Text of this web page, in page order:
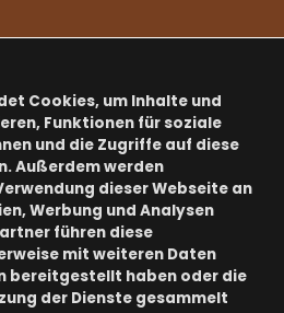
von:
starken Marken:
CHEMEX, ACAIA, ILSA, BREWISTA,
FIORENZATO, ESPRO
Cookies, um Inhalte und
Funktionen für soziale
und die Zugriffe auf diese
Außerdem werden
dieser Webseite an
Werbung und Analysen
führen diese
mit weiteren Daten
bereitgestellt haben oder die
der Dienste gesammelt